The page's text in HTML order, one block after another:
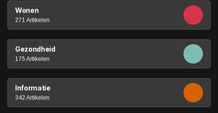
Wonen
271 Artikelen
Gezondheid
175 Artikelen
Informatie
342 Artikelen